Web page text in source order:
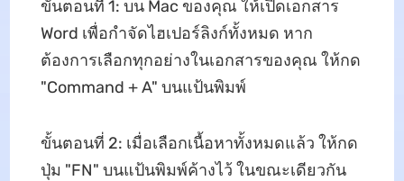
ขั้นตอนที่ 1: บน Mac ของคุณ ให้เปิดเอกสาร
Word เพื่อกําจัดไฮเปอร์ลิงก์ทั้งหมด หาก
ต้องการเลือกทุกอย่างในเอกสารของคุณ ให้กด
"Command + A" บนแป้นพิมพ์
ขั้นตอนที่ 2: เมื่อเลือกเนื้อหาทั้งหมดแล้ว ให้กด
ปุ่ม "FN" บนแป้นพิมพ์ค้างไว้ ในขณะเดียวกัน